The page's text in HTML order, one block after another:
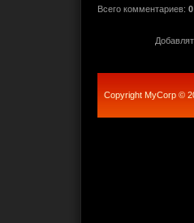
Всего комментариев: 0
Copyright MyCorp ©